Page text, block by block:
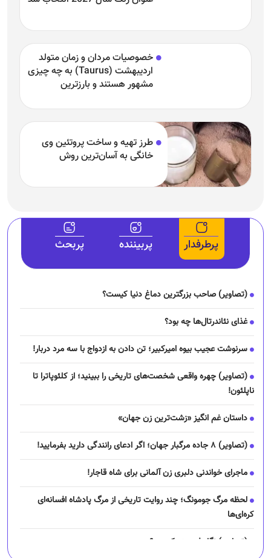
خصوصیات مردان و زمان متولد
اردیبهشت (Taurus) به چه چیزی
مشهور هستند و بارزترین
طرز تهیه و ساخت پروتئین وی
خانگی به آسان‌ترین روش
پرطرفدار پربیننده پربحث
(تصاویر) صاحب بزرگترین دماغ دنیا کیست؟
غذای نئاندرتال‌ها چه بود؟
سرنوشت عجیب بیوه امیرکبیر؛ تن دادن به ازدواج با سه مرد دربار!
(تصاویر) چهره واقعی شخصت‌های تاریخی را ببینید؛ از کلئوپاترا تا
ناپلئون!
داستان غم انگیز «زشت‌ترین زن جهان»
(تصاویر) ۸ جاده مرگبار جهان؛ اگر ادعای رانندگی دارید بفرمایید!
ماجرای خواندنی دلبری زن آلمانی برای شاه قاجار!
لحظه مرگ جومونگ؛ چند روایت تاریخی از مرگ پادشاه افسانه‌ای
کره‌ای‌ها
(تصاویر) نگار فرهمند کیست؟